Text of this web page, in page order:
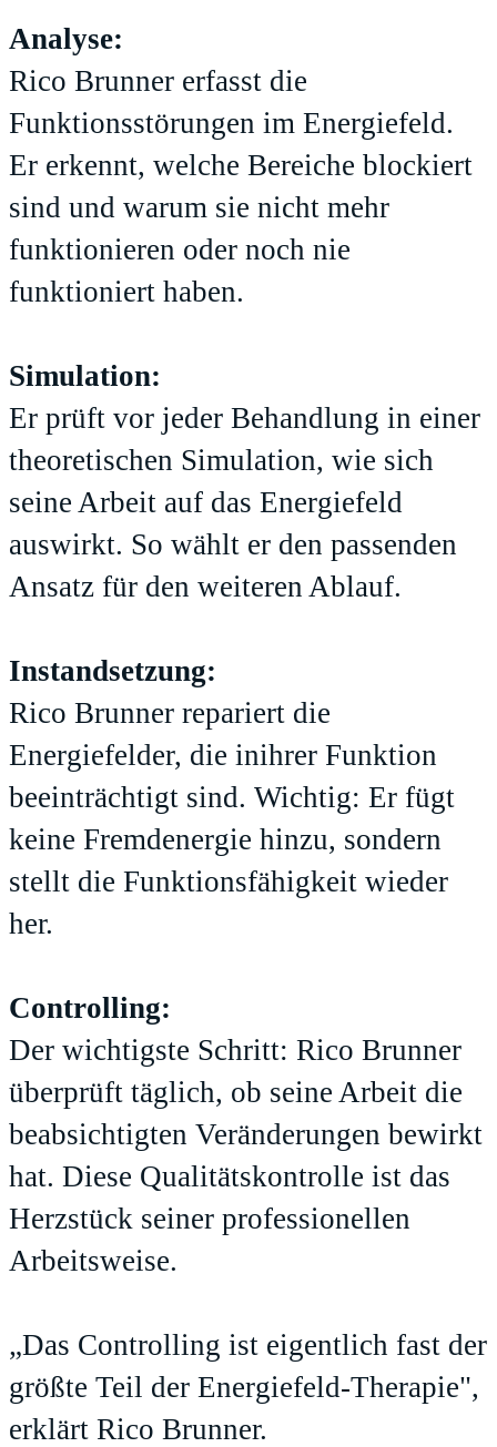
Analyse:
Rico Brunner erfasst die
Funktionsstörungen im Energiefeld.
Er erkennt, welche Bereiche blockiert
sind und warum sie nicht mehr
funktionieren oder noch nie
funktioniert haben.
Simulation:
Er prüft vor jeder Behandlung in einer
theoretischen Simulation, wie sich
seine Arbeit auf das Energiefeld
auswirkt. So wählt er den passenden
Ansatz für den weiteren Ablauf.
Instandsetzung:
Rico Brunner repariert die
Energiefelder, die inihrer Funktion
beeinträchtigt sind. Wichtig: Er fügt
keine Fremdenergie hinzu, sondern
stellt die Funktionsfähigkeit wieder
her.
Controlling:
Der wichtigste Schritt: Rico Brunner
überprüft täglich, ob seine Arbeit die
beabsichtigten Veränderungen bewirkt
hat. Diese Qualitätskontrolle ist das
Herzstück seiner professionellen
Arbeitsweise.
„Das Controlling ist eigentlich fast der
größte Teil der Energiefeld-Therapie",
erklärt Rico Brunner.